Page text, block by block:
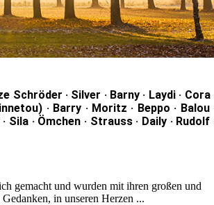
Schröder · Silver · Barny · Laydi · Cora
· Barry · Moritz · Beppo · Balou
Sila · Ömchen · Strauss · Daily · Rudolf
gemacht und wurden mit ihren großen und
in unseren Herzen ...